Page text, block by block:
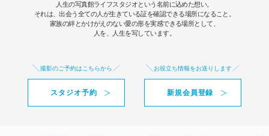
人生の写真館ライフスタジオという名前に込めた想い。
それは、出会う全ての人が生きている証を確認できる場所になること。
家族の絆とかけがえのない愛の形を実感できる場所として、
人を、人生を写しています。
撮影のご予約はこちらから
スタジオ予約
お役立ち情報をお送りします
新規会員登録